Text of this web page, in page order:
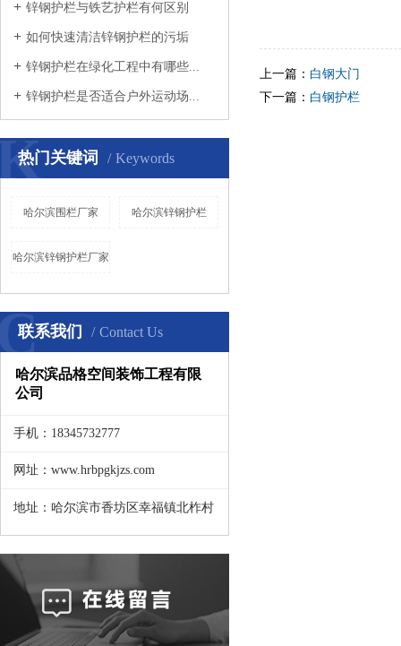
锌钢护栏与铁艺护栏有何区别
如何快速清洁锌钢护栏的污垢
锌钢护栏在绿化工程中有哪些...
锌钢护栏是否适合户外运动场...
热门关键词 Keywords
哈尔滨围栏厂家 哈尔滨锌钢护栏
哈尔滨锌钢护栏厂家
联系我们 Contact Us
哈尔滨品格空间装饰工程有限
公司
手机：18345732777
网址：www.hrbpgkjzs.com
地址：哈尔滨市香坊区幸福镇北柞村
上一篇： 白钢大门
下一篇： 白钢护栏